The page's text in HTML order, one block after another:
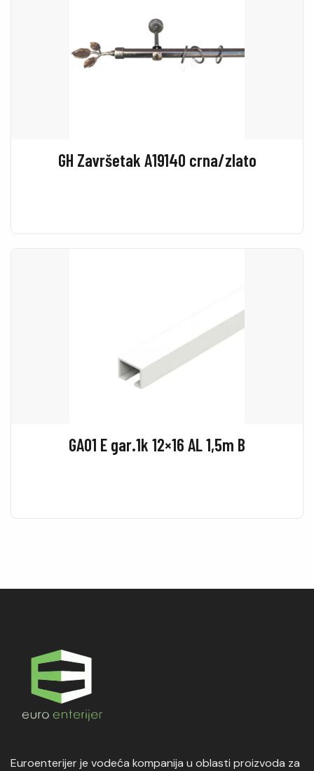
GH Završetak A19140 crna/zlato
GA01 E gar.1k 12×16 AL 1,5m B
Euroenterijer je vodeća kompanija u oblasti proizvoda za